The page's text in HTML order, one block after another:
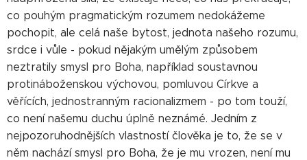
co pouhým pragmatickým rozumem nedokážeme
pochopit, ale celá naše bytost, jednota našeho rozumu,
srdce i vůle - pokud nějakým umělým způsobem
neztratily smysl pro Boha, například soustavnou
protináboženskou výchovou, pomluvou Církve a
věřících, jednostranným racionalizmem - po tom touží,
co není našemu duchu úplně neznámé. Jedním z
nejpozoruhodnějších vlastností člověka je to, že se v
něm nachází smysl pro Boha, že je mu vrozen, není mu